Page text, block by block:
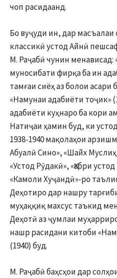
чоп расидаанд.
Бо вуҷуди ин, дар
классикӣ устод Айнӣ
М. Раҷабӣ чунин менависад:
муносибати фирқа ба ин
тамғаи сиёҳ аз болои
«Намунаи адабиёти тоҷик»
адабиёти куҳнаро ба кори
Натиҷаи ҳамин буд, ки
1938-1940 мақолаҳои
Абуалӣ Сино», «Шайх
«Устод Рӯдакӣ», «Қабри
«Камоли Хуҷандӣ»-ро
Деҳотиро дар нашру
муҳаққиқ махсус таъкид
Деҳотӣ аз ҷумлаи
нашр расидани китоби
(1940) буд.
М. Раҷабӣ баҳсҳои дар